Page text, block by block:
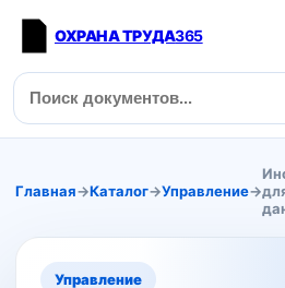
ОХРАНА ТРУДА365
Главная→Каталог→Управление→
Управление